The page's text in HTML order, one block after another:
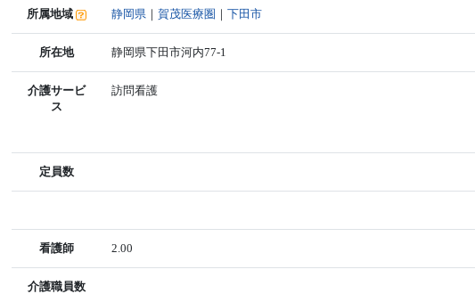
所属地域 静岡県 ｜賀茂医療圏 ｜下田市
所在地 静岡県下田市河内77-1
介護サービ
ス
訪問看護
定員数
看護師 2.00
介護職員数